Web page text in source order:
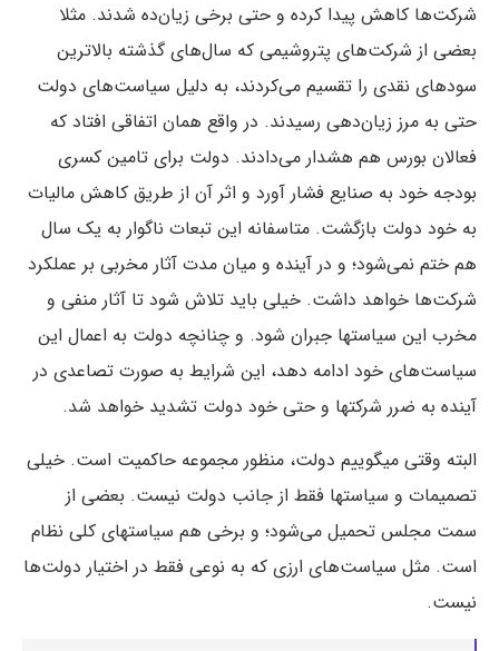
شرکت‌ها کاهش پیدا کرده و حتی برخی زیان‌ده شدند. مثلا
بعضی از شرکت‌های پتروشیمی که سال‌های گذشته بالاترین
سودهای نقدی را تقسیم می‌کردند، به دلیل سیاست‌های دولت
حتی به مرز زیان‌دهی رسیدند. در واقع همان اتفاقی افتاد که
فعالان بورس هم هشدار می‌دادند. دولت برای تامین کسری
بودجه خود به صنایع فشار آورد و اثر آن از طریق کاهش مالیات
به خود دولت بازگشت. متاسفانه این تبعات ناگوار به یک سال
هم ختم نمی‌شود؛ و در آینده و میان مدت آثار مخربی بر عملکرد
شرکت‌ها خواهد داشت. خیلی باید تلاش شود تا آثار منفی و
مخرب این سیاستها جبران شود. و چنانچه دولت به اعمال این
سیاست‌های خود ادامه دهد، این شرایط به صورت تصاعدی در
آینده به ضرر شرکتها و حتی خود دولت تشدید خواهد شد.
البته وقتی میگوییم دولت، منظور مجموعه حاکمیت است. خیلی
تصمیمات و سیاستها فقط از جانب دولت نیست. بعضی از
سمت مجلس تحمیل می‌شود؛ و برخی هم سیاستهای کلی نظام
است. مثل سیاست‌های ارزی که به نوعی فقط در اختیار دولت‌ها
نیست.